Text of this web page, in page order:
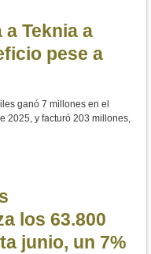
Teknia a
pese a
ganó 7 millones en el
2025, y facturó 203 millones,
los 63.800
junio, un 7%